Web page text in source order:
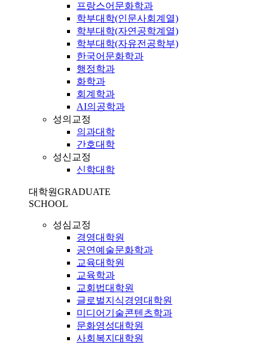
프랑스어문화학과
학부대학(인문사회계열)
학부대학(자연공학계열)
학부대학(자유전공학부)
한국어문화학과
행정학과
화학과
회계학과
AI의공학과
성의교정
의과대학
간호대학
성신교정
신학대학
대학원GRADUATE
SCHOOL
성심교정
경영대학원
공연예술문화학과
교육대학원
교육학과
교회법대학원
글로벌지식경영대학원
미디어기술콘텐츠학과
문화영성대학원
사회복지대학원